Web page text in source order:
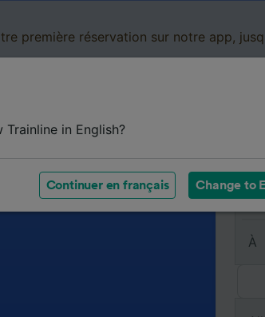
première réservation sur notre app,
De
À
in English?
Continuer en français Change to